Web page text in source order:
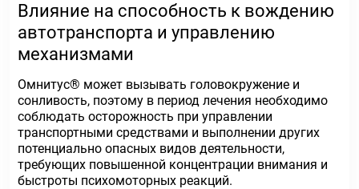
Влияние на способность к вождению
автотранспорта и управлению
механизмами
Омнитус® может вызывать головокружение и
сонливость, поэтому в период лечения необходимо
соблюдать осторожность при управлении
транспортными средствами и выполнении других
потенциально опасных видов деятельности,
требующих повышенной концентрации внимания и
быстроты психомоторных реакций.